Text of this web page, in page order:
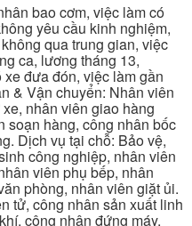
bao cơm, việc làm có
yêu cầu kinh nghiệm,
qua trung gian, việc
ca, lương tháng 13,
đưa đón, việc làm gần
& Vận chuyển: Nhân viên
nhân viên giao hàng
soạn hàng, công nhân bốc
Dịch vụ tại chỗ: Bảo vệ,
công nghiệp, nhân viên
viên phụ bếp, nhân
phòng, nhân viên giặt ủi.
tử, công nhân sản xuất linh
công nhân đứng máy,